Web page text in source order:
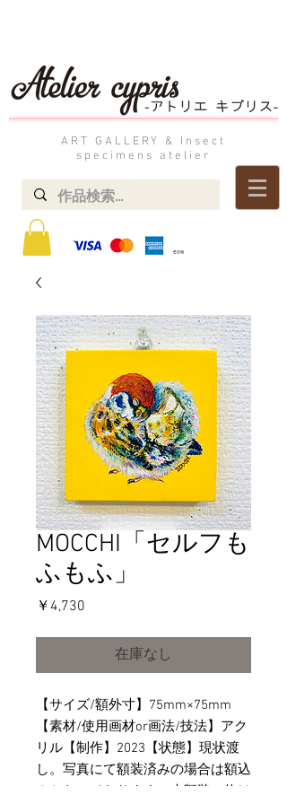
ART GALLERY & Insect
specimens atelier
MOCCHI「セルフも
ふもふ」
￥4,730
在庫なし
【サイズ/額外寸】75mm×75mm
【素材/使用画材or画法/技法】アク
リル【制作】2023【状態】現状渡
し。写真にて額装済みの場合は額込
みとなっております。未額装の物は